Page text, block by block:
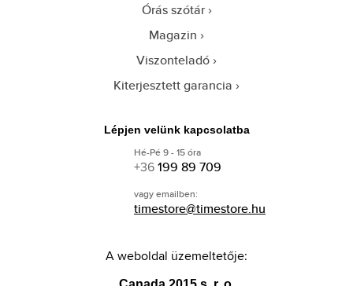
Órás szótár
Magazin
Viszonteladó
Kiterjesztett garancia
Lépjen velünk kapcsolatba
Hé-Pé 9 - 15 óra
+36199 89 709
vagy emailben:
timestore@timestore.hu
A weboldal üzemeltetője: